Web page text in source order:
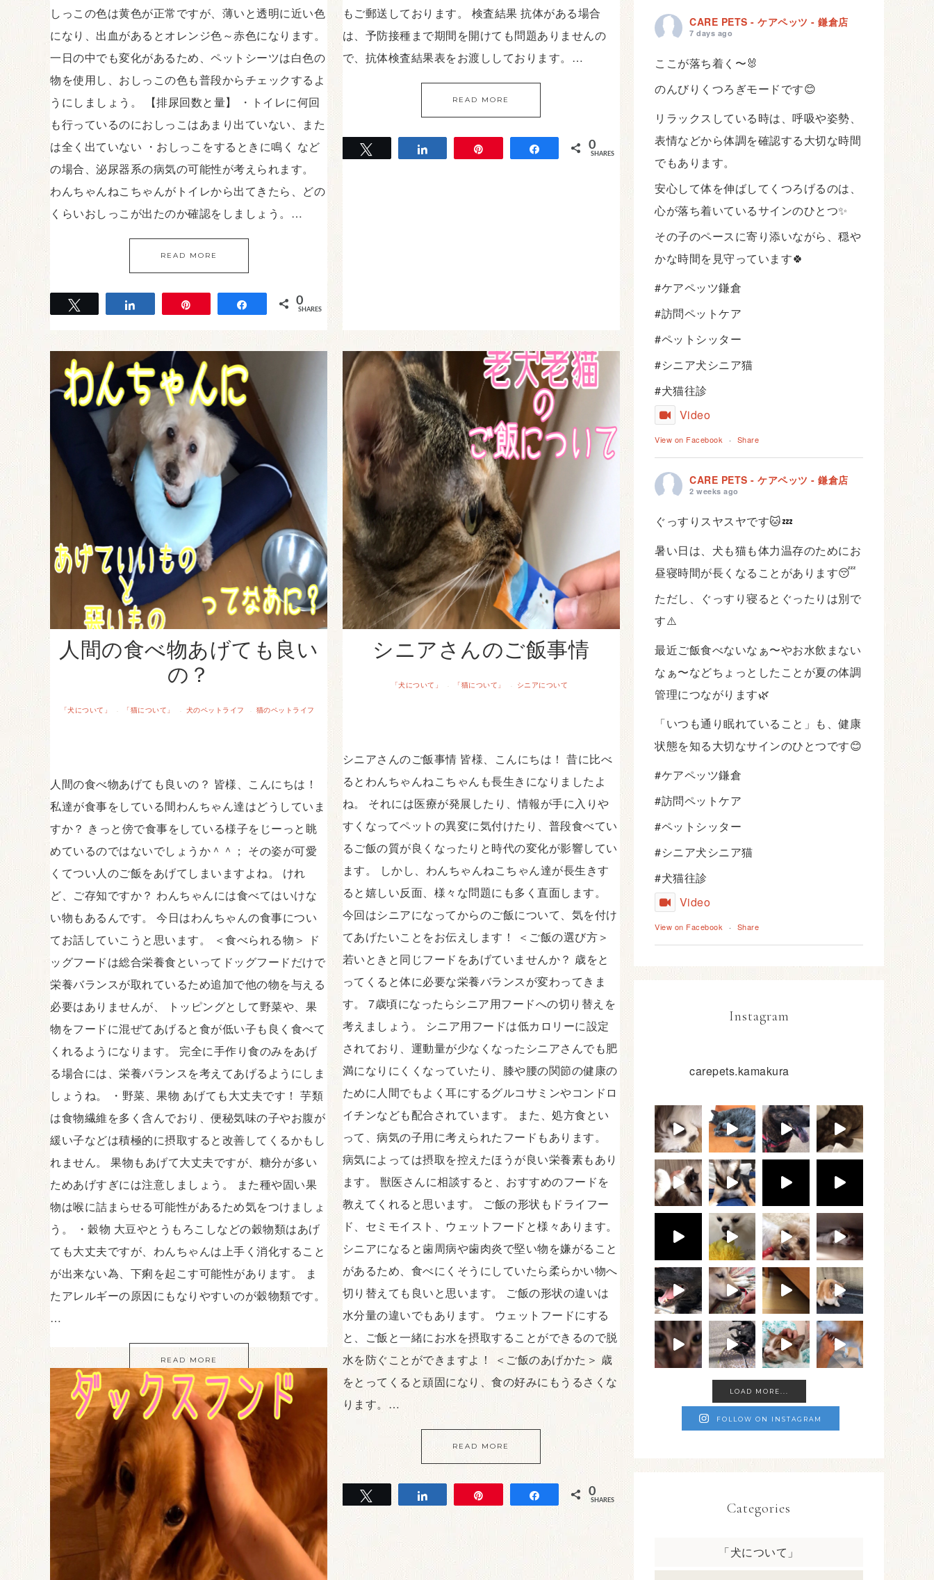
しっこの色は黄色が正常ですが、薄いと透明に近い色
になり、出血があるとオレンジ色～赤色になります。
一日の中でも変化があるため、ペットシーツは白色の
物を使用し、おしっこの色も普段からチェックするよ
うにしましょう。 【排尿回数と量】 ・トイレに何回
も行っているのにおしっこはあまり出ていない、また
は全く出ていない ・おしっこをするときに鳴く など
の場合、泌尿器系の病気の可能性が考えられます。
わんちゃんねこちゃんがトイレから出てきたら、どの
くらいおしっこが出たのか確認をしましょう。…
READ MORE
Share 0
SHARES
もご郵送しております。 検査結果 抗体がある場合
は、予防接種まで期間を開けても問題ありませんの
で、抗体検査結果表をお渡ししております。…
READ MORE
Share 0
SHARES
人間の食べ物あげても良い
の？
「犬について」 · 「猫について」 · 犬のペットライフ · 猫のペットライフ
人間の食べ物あげても良いの？ 皆様、こんにちは！
私達が食事をしている間わんちゃん達はどうしていま
すか？ きっと傍で食事をしている様子をじーっと眺
めているのではないでしょうか＾＾； その姿が可愛
くてつい人のご飯をあげてしまいますよね。 けれ
ど、ご存知ですか？ わんちゃんには食べてはいけな
い物もあるんです。 今日はわんちゃんの食事につい
てお話していこうと思います。 ＜食べられる物＞ ド
ッグフードは総合栄養食といってドッグフードだけで
栄養バランスが取れているため追加で他の物を与える
必要はありませんが、 トッピングとして野菜や、果
物をフードに混ぜてあげると食が低い子も良く食べて
くれるようになります。 完全に手作り食のみをあげ
る場合には、栄養バランスを考えてあげるようにしま
しょうね。 ・野菜、果物 あげても大丈夫です！ 芋類
は食物繊維を多く含んでおり、便秘気味の子やお腹が
緩い子などは積極的に摂取すると改善してくるかもし
れません。 果物もあげて大丈夫ですが、糖分が多い
ためあげすぎには注意しましょう。 また種や固い果
物は喉に詰まらせる可能性があるため気をつけましょ
う。 ・穀物 大豆やとうもろこしなどの穀物類はあげ
ても大丈夫ですが、わんちゃんは上手く消化すること
が出来ない為、下痢を起こす可能性があります。 ま
たアレルギーの原因にもなりやすいのが穀物類です。
…
READ MORE
Tweet Share Pin Share
シニアさんのご飯事情
「犬について」 · 「猫について」 · シニアについて
シニアさんのご飯事情 皆様、こんにちは！ 昔に比べ
るとわんちゃんねこちゃんも長生きになりましたよ
ね。 それには医療が発展したり、情報が手に入りや
すくなってペットの異変に気付けたり、普段食べてい
るご飯の質が良くなったりと時代の変化が影響してい
ます。 しかし、わんちゃんねこちゃん達が長生きす
ると嬉しい反面、様々な問題にも多く直面します。
今回はシニアになってからのご飯について、気を付け
てあげたいことをお伝えします！ ＜ご飯の選び方＞
若いときと同じフードをあげていませんか？ 歳をと
ってくると体に必要な栄養バランスが変わってきま
す。 7歳頃になったらシニア用フードへの切り替えを
考えましょう。 シニア用フードは低カロリーに設定
されており、運動量が少なくなったシニアさんでも肥
満になりにくくなっていたり、膝や腰の関節の健康の
ために人間でもよく耳にするグルコサミンやコンドロ
イチンなども配合されています。 また、処方食とい
って、病気の子用に考えられたフードもあります。
病気によっては摂取を控えたほうが良い栄養素もあり
ます。 獣医さんに相談すると、おすすめのフードを
教えてくれると思います。 ご飯の形状もドライフー
ド、セミモイスト、ウェットフードと様々あります。
シニアになると歯周病や歯肉炎で堅い物を嫌がること
があるため、食べにくそうにしていたら柔らかい物へ
切り替えても良いと思います。 ご飯の形状の違いは
水分量の違いでもあります。 ウェットフードにする
と、ご飯と一緒にお水を摂取することができるので脱
水を防ぐことができますよ！ ＜ご飯のあげかた＞ 歳
をとってくると頑固になり、食の好みにもうるさくな
ります。…
READ MORE
Share 0
SHARES
CARE PETS - ケアペッツ - 鎌倉店
7 days ago
ここが落ち着く〜🐰
のんびりくつろぎモードです😊
リラックスしている時は、呼吸や姿勢、
表情などから体調を確認する大切な時間
でもあります。
安心して体を伸ばしてくつろげるのは、
心が落ち着いているサインのひとつ✨
その子のペースに寄り添いながら、穏や
かな時間を見守っています🍀
#ケアペッツ鎌倉
#訪問ペットケア
#ペットシッター
#シニア犬シニア猫
#犬猫往診
Video
View on Facebook · Share
CARE PETS - ケアペッツ - 鎌倉店
2 weeks ago
ぐっすりスヤスヤです🐱💤
暑い日は、犬も猫も体力温存のためにお
昼寝時間が長くなることがあります😴
ただし、ぐっすり寝るとぐったりは別で
す⚠️
最近ご飯食べないなぁ〜やお水飲まない
なぁ〜などちょっとしたことが夏の体調
管理につながります🌿
「いつも通り眠れていること」も、健康
状態を知る大切なサインのひとつです😊
#ケアペッツ鎌倉
#訪問ペットケア
#ペットシッター
#シニア犬シニア猫
#犬猫往診
Video
View on Facebook · Share
Instagram
carepets.kamakura
LOAD MORE...
FOLLOW ON INSTAGRAM
Categories
「犬について」